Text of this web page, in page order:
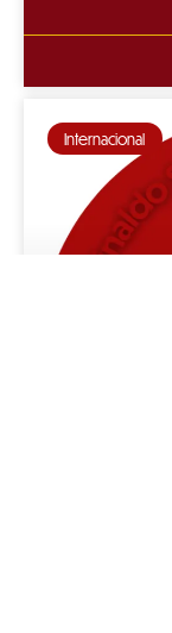
Internacional